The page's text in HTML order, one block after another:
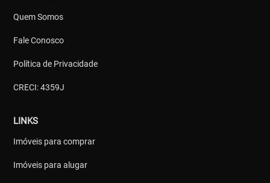
Quem Somos
Fale Conosco
Política de Privacidade
CRECI: 4359J
LINKS
Imóveis para comprar
Imóveis para alugar